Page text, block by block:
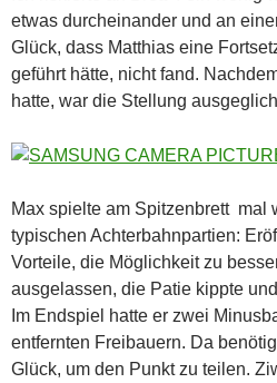
etwas durcheinander und an
Glück, dass Matthias eine
geführt hätte, nicht fand.
hatte, war die Stellung
Max spielte am Spitzenbrett mal
typischen Achterbahnpartien:
Vorteile, die Möglichkeit zu
ausgelassen, die Patie kippte
Im Endspiel hatte er zwei
entfernten Freibauern. Da
Glück, um den Punkt zu teilen.